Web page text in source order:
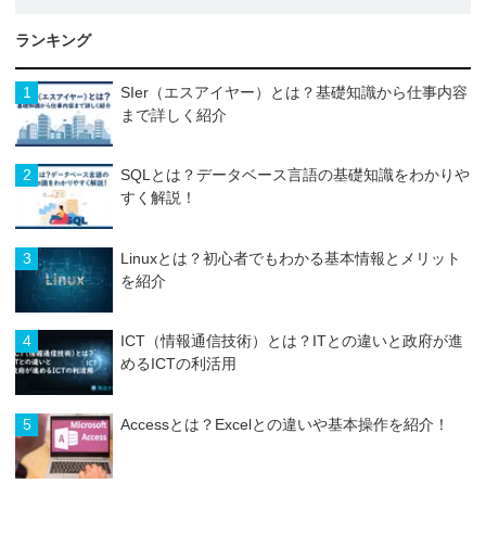
ランキング
1
SIer（エスアイヤー）とは？基礎知識から仕事内容
まで詳しく紹介
2
SQLとは？データベース言語の基礎知識をわかりや
すく解説！
3
Linuxとは？初心者でもわかる基本情報とメリット
を紹介
4
ICT（情報通信技術）とは？ITとの違いと政府が進
めるICTの利活用
5 Accessとは？Excelとの違いや基本操作を紹介！